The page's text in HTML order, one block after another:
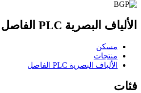
الألياف البصرية PLC الفاصل
مسكن
منتجات
الألياف البصرية PLC الفاصل
فئات